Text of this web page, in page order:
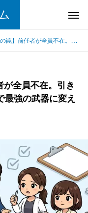
引き継ぎゼロの「空白地帯」をDXで最強の武器に変える方法
が全員不在。引き
最強の武器に変え